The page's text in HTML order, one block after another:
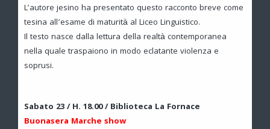
L’autore jesino ha presentato questo racconto breve come
tesina all’esame di maturità al Liceo Linguistico.
Il testo nasce dalla lettura della realtà contemporanea
nella quale traspaiono in modo eclatante violenza e
soprusi.
Sabato 23 / H. 18.00 / Biblioteca La Fornace
Buonasera Marche show